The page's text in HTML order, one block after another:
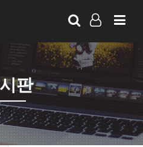
LOG IN
SIGN UP
판